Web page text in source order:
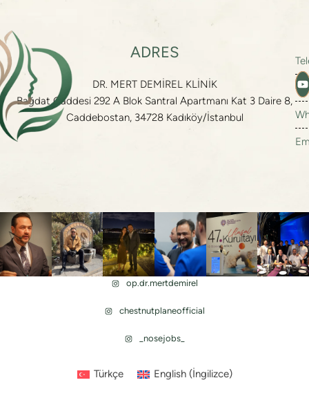
ADRES
DR. MERT DEMİREL KLİNİK
Bağdat Caddesi 292 A Blok Santral Apartmanı Kat 3 Daire 8,
Caddebostan, 34728 Kadıköy/İstanbul
op.dr.mertdemirel
chestnutplaneofficial
_nosejobs_
Türkçe English(İngilizce)